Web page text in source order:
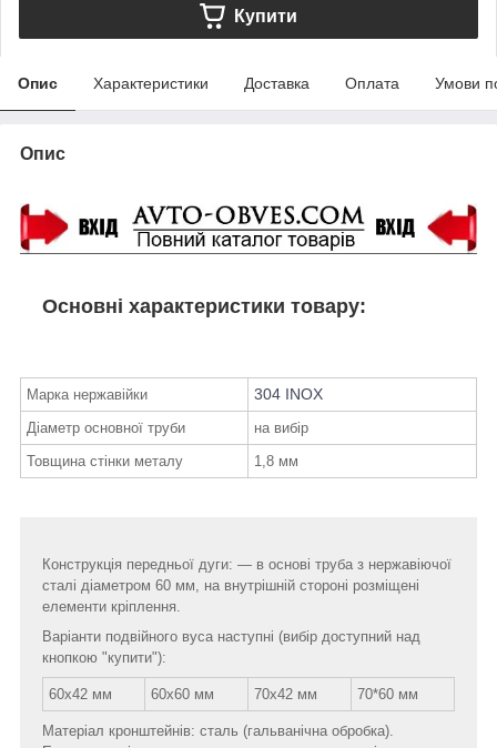
Купити
Опис Характеристики Доставка Оплата Умови
Опис
Основні характеристики товару:
Марка нержавійки 304 INOX
Діаметр основної труби
на вибір
Товщина стінки металу
1,8 мм
Конструкція передньої дуги: ― в основі труба з нержавіючої
сталі діаметром 60 мм, на внутрішній стороні розміщені
елементи кріплення.
Варіанти подвійного вуса наступні (вибір доступний над
кнопкою "купити"):
60х42 мм 60х60 мм 70х42 мм 70*60 мм
Матеріал кронштейнів: сталь (гальванічна обробка).